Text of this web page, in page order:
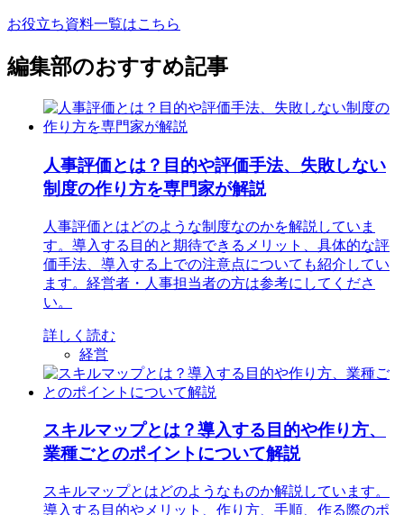
お役立ち資料一覧はこちら
編集部のおすすめ記事
人事評価とは？目的や評価手法、失敗しない
制度の作り方を専門家が解説
人事評価とはどのような制度なのかを解説していま
す。導入する目的と期待できるメリット、具体的な評
価手法、導入する上での注意点についても紹介してい
ます。経営者・人事担当者の方は参考にしてくださ
い。
詳しく読む
経営
スキルマップとは？導入する目的や作り方、
業種ごとのポイントについて解説
スキルマップとはどのようなものか解説しています。
導入する目的やメリット、作り方、手順、作る際のポ